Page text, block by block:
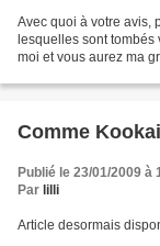
Avec quoi à votre avis,
lesquelles sont
moi et vous aurez ma
Comme Kookai
Publié le 23/01/2009 à
Par lilli
Article desormais